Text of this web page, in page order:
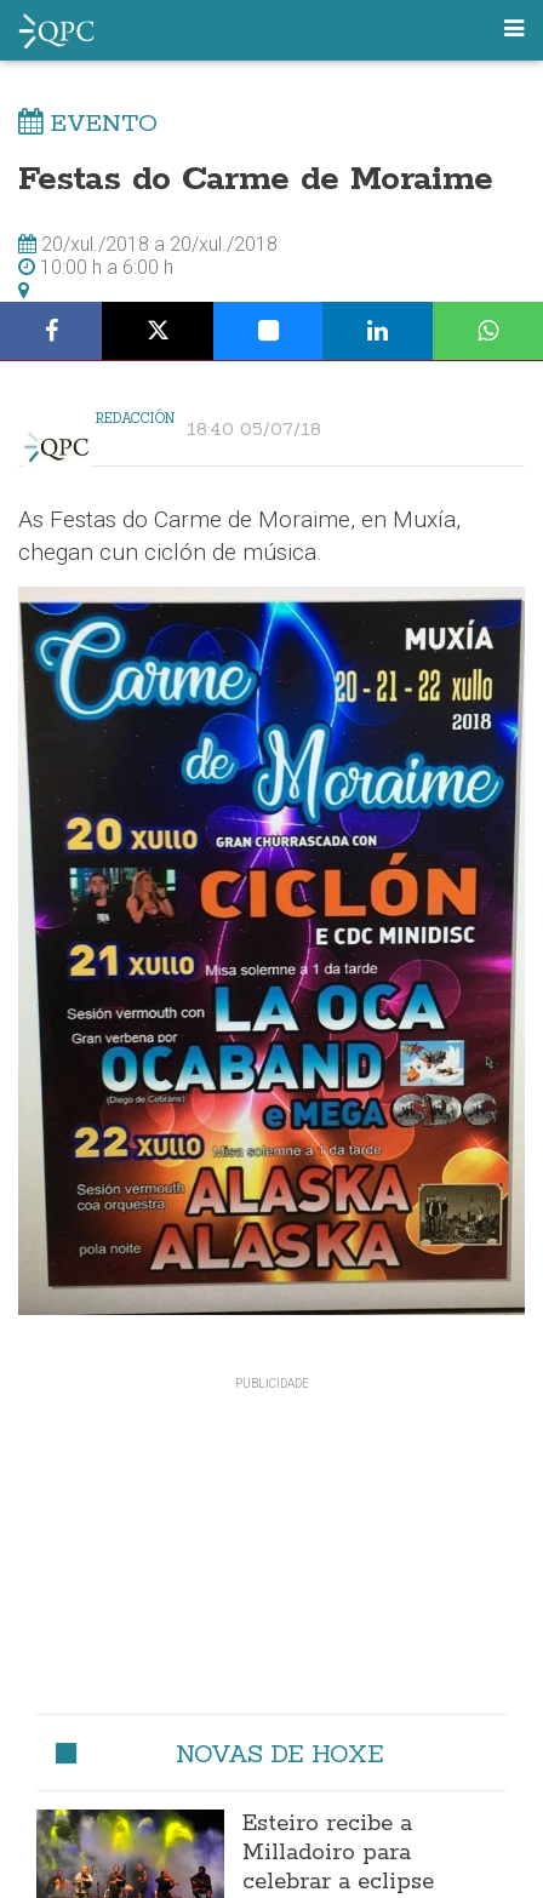
EVENTO
Festas do Carme de Moraime
20/xul./2018 a 20/xul./2018
10:00 h a 6:00 h
REDACCIÓN 18:40 05/07/18
As Festas do Carme de Moraime, en Muxía,
chegan cun ciclón de música.
NOVAS DE HOXE
Esteiro recibe a
Milladoiro para
celebrar a eclipse